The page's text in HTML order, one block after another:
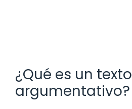
¿Qué es un texto
argumentativo?